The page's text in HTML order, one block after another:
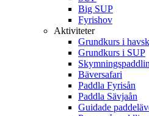
Big SUP
Fyrishov
Aktiviteter
Grundkurs i
Grundkurs i SUP
Bäversafari
Paddla Fyrisån
Paddla Sävjaån
Guidade